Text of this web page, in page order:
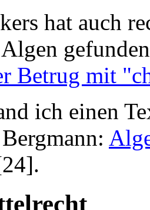
hat auch
Betrug mit
ich einen